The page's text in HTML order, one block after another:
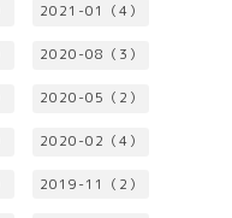
2021-01（4）
2020-08（3）
2020-05（2）
2020-02（4）
2019-11（2）